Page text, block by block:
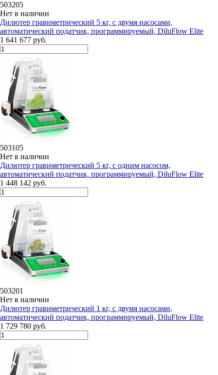
503205
Нет в наличии
Дилютeр гравиметрический 5 кг, с двумя насосами,
автоматический податчик, программируемый, DiluFlow Elite
1 641 677 руб.
503105
Нет в наличии
Дилютeр гравиметрический 5 кг, с одним насосом,
автоматический податчик, программируемый, DiluFlow Elite
1 448 142 руб.
503201
Нет в наличии
Дилютeр гравиметрический 1 кг, с двумя насосами,
автоматический податчик, программируемый, DiluFlow Elite
1 729 780 руб.